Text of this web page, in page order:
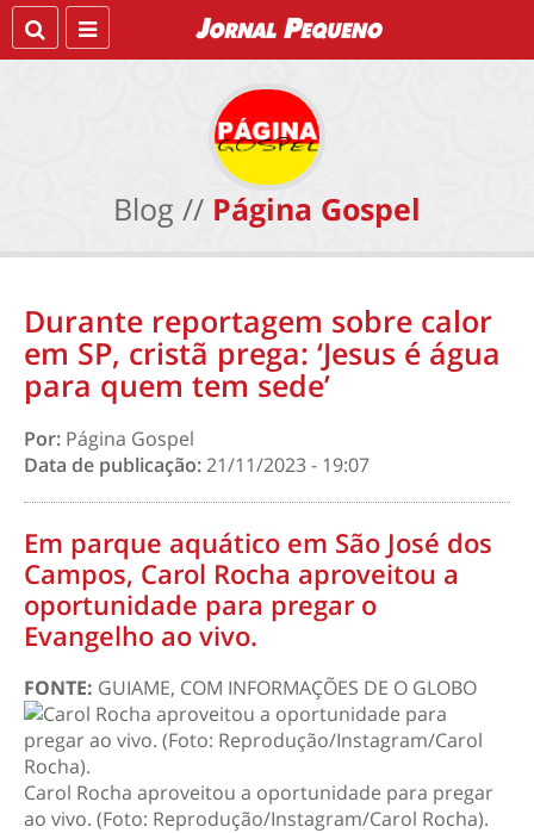
Blog // Página Gospel
Durante reportagem sobre calor
em SP, cristã prega: ‘Jesus é água
para quem tem sede’
Por: Página Gospel
Data de publicação:21/11/2023 - 19:07
Em parque aquático em São José dos
Campos, Carol Rocha aproveitou a
oportunidade para pregar o
Evangelho ao vivo.
FONTE: GUIAME, COM INFORMAÇÕES DE O GLOBO
Carol Rocha aproveitou a oportunidade para pregar
ao vivo. (Foto: Reprodução/Instagram/Carol Rocha).